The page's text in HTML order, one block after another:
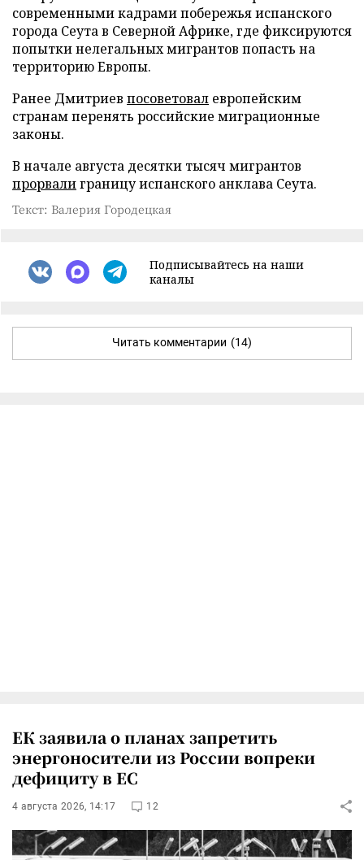
современными кадрами побережья испанского
города Сеута в Северной Африке, где фиксируются
попытки нелегальных мигрантов попасть на
территорию Европы.
Ранее Дмитриев посоветовал европейским
странам перенять российские миграционные
законы.
В начале августа десятки тысяч мигрантов
прорвалиграницу испанского анклава Сеута.
Текст: Валерия Городецкая
Подписывайтесь на наши
каналы
Читать комментарии (14)
ЕК заявила о планах запретить
энергоносители из России вопреки
дефициту в ЕС
4 августа 2026, 14:17 12